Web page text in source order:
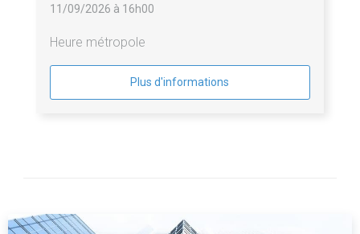
11/09/2026 à 16h00
Heure métropole
Plus d'informations